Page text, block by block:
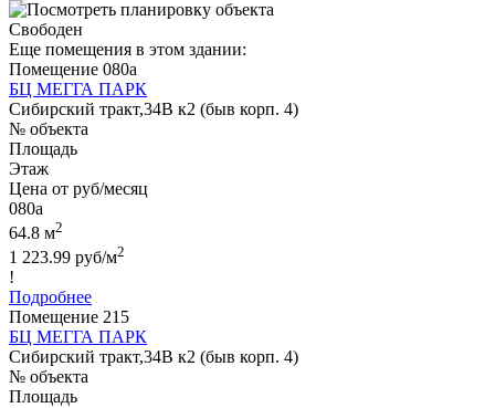
Свободен
Еще помещения в этом здании:
Помещение 080а
БЦ МЕГГА ПАРК
Сибирский тракт,34В к2 (быв корп. 4)
№ объекта
Площадь
Этаж
Цена от руб/месяц
080а
64.8 м2
1 223.99 руб/м2
!
Подробнее
Помещение 215
БЦ МЕГГА ПАРК
Сибирский тракт,34В к2 (быв корп. 4)
№ объекта
Площадь